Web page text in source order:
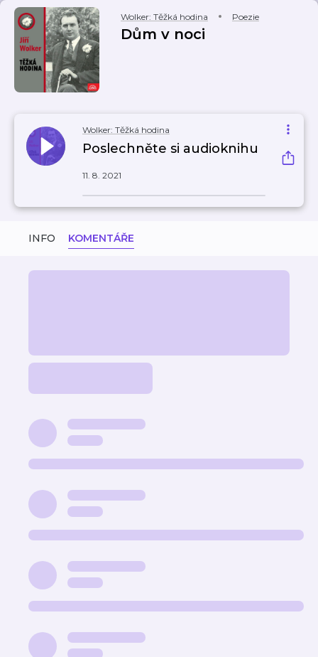
Wolker: Těžká hodina Poezie
Dům v noci
Wolker: Těžká hodina
Poslechněte si audioknihu
11. 8. 2021
INFO KOMENTÁŘE